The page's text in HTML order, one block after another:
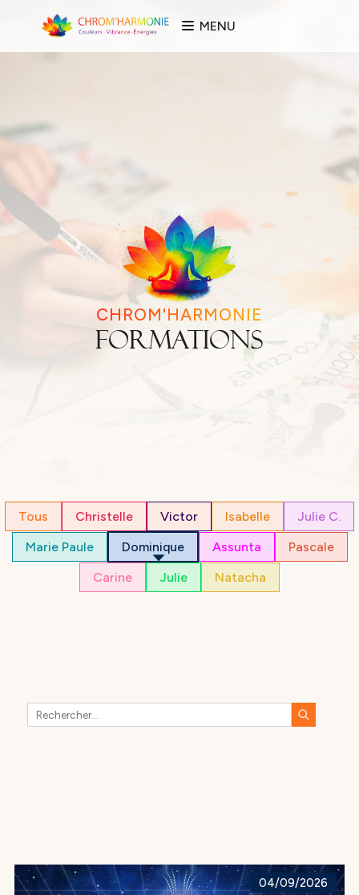
MENU
CHROM'HARMONIE
Formations
Tous Christelle Victor Isabelle
Julie C.
Marie Paule
Dominique Assunta
Pascale
Carine
Julie Natacha
04/09/2026